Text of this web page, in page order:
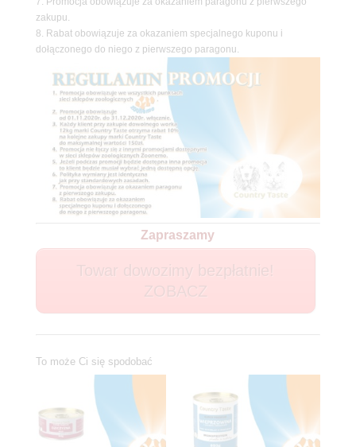
zakupu.
8. Rabat obowiązuje za okazaniem specjalnego kuponu i
dołączonego do niego z pierwszego paragonu.
Zapraszamy
To może Ci się spodobać